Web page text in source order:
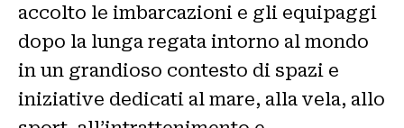
accolto le imbarcazioni e gli equipaggi
dopo la lunga regata intorno al mondo
in un grandioso contesto di spazi e
iniziative dedicati al mare, alla vela, allo